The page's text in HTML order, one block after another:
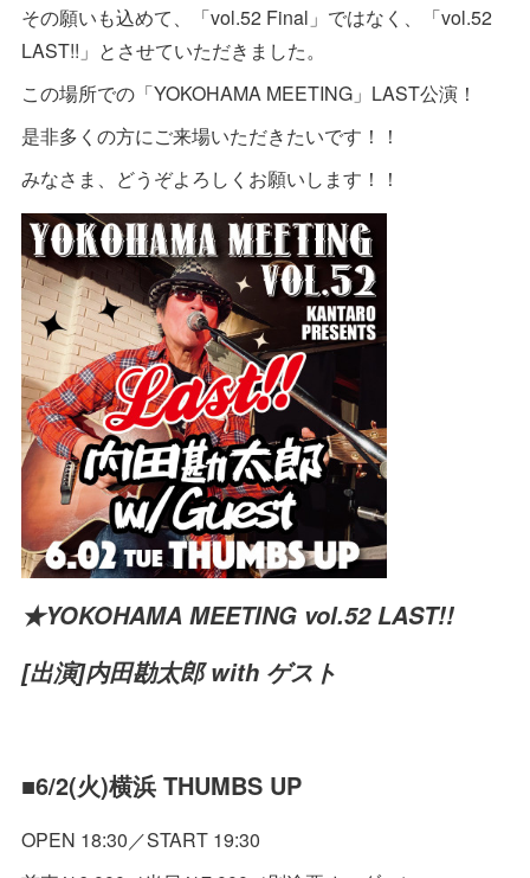
その願いも込めて、「vol.52 Final」ではなく、「vol.52
LAST!!」とさせていただきました。
この場所での「YOKOHAMA MEETING」LAST公演！
是非多くの方にご来場いただきたいです！！
みなさま、どうぞよろしくお願いします！！
★YOKOHAMA MEETING vol.52 LAST!!
[出演]内田勘太郎 with ゲスト
■6/2(火)横浜 THUMBS UP
OPEN 18:30／START 19:30